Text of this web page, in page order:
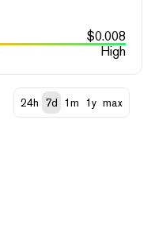
$0.008
High
24h 7d 1m 1y max